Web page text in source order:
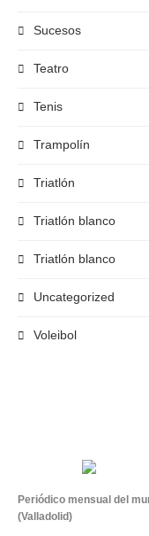
Sucesos
Teatro
Tenis
Trampolín
Triatlón
Triatlón blanco
Triatlón blanco
Uncategorized
Voleibol
Periódico mensual del
(Valladolid)